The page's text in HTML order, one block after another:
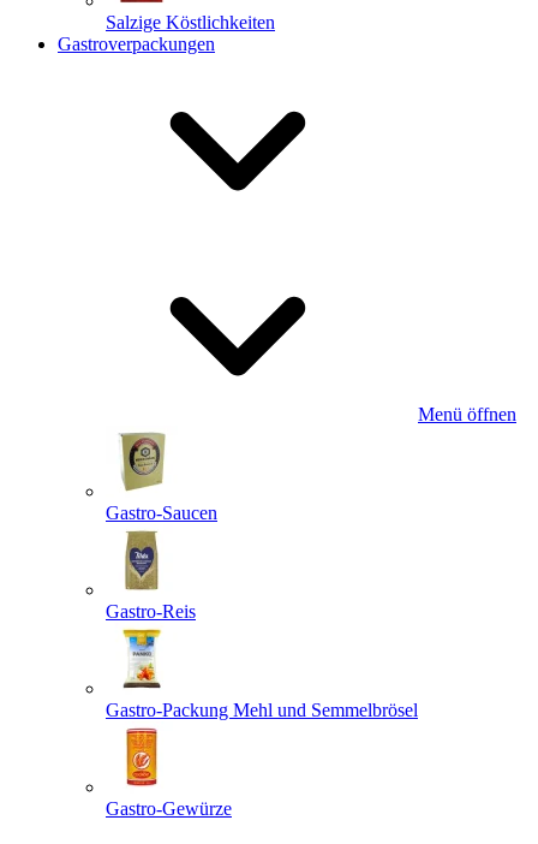
Salzige Köstlichkeiten
Gastroverpackungen
Menü öffnen
Gastro-Saucen
Gastro-Reis
Gastro-Packung Mehl und Semmelbrösel
Gastro-Gewürze